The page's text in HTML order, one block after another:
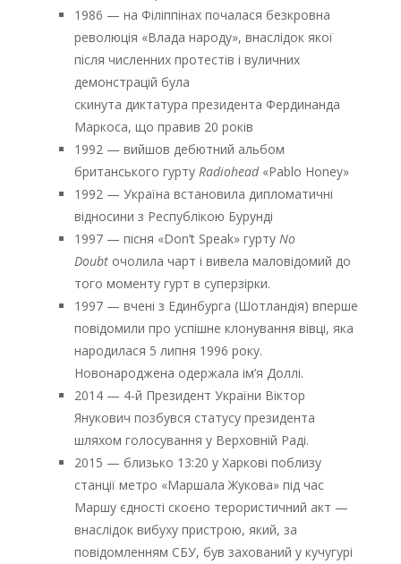
1986 — на Філіппінах почалася безкровна
революція «Влада народу», внаслідок якої
після численних протестів і вуличних
демонстрацій була
скинута диктатура президента Фердинанда
Маркоса, що правив 20 років
1992 — вийшов дебютний альбом
британського гурту Radiohead«Pablo Honey»
1992 — Україна встановила дипломатичні
відносини з Республікою Бурунді
1997 — пісня «Don’t Speak» гурту No
Doubtочолила чарт і вивела маловідомий до
того моменту гурт в суперзірки.
1997 — вчені з Единбурга (Шотландія) вперше
повідомили про успішне клонування вівці, яка
народилася 5 липня 1996 року.
Новонароджена одержала ім’я Доллі.
2014 — 4-й Президент України Віктор
Янукович позбувся статусу президента
шляхом голосування у Верховній Раді.
2015 — близько 13:20 у Харкові поблизу
станції метро «Маршала Жукова» під час
Маршу єдності скоєно терористичний акт —
внаслідок вибуху пристрою, який, за
повідомленням СБУ, був захований у кучугурі